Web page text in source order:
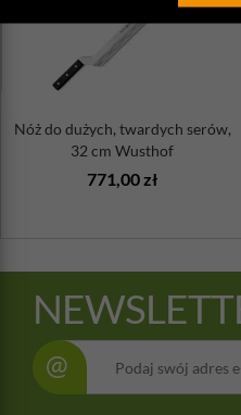
Nóż do dużych, twardych serów,
32 cm Wusthof
771,00 zł
@